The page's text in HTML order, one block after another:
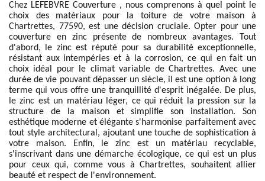
Chez LEFEBVRE Couverture , nous comprenons à quel point le
choix des matériaux pour la toiture de votre maison à
Chartrettes, 77590, est une décision cruciale. Opter pour une
couverture en zinc présente de nombreux avantages. Tout
d'abord, le zinc est réputé pour sa durabilité exceptionnelle,
résistant aux intempéries et à la corrosion, ce qui en fait un
choix idéal pour le climat variable de Chartrettes. Avec une
durée de vie pouvant dépasser un siècle, il est une option à long
terme qui vous offre une tranquillité d'esprit inégalée. De plus,
le zinc est un matériau léger, ce qui réduit la pression sur la
structure de la maison et simplifie son installation. Son
esthétique moderne et élégante s'harmonise parfaitement avec
tout style architectural, ajoutant une touche de sophistication à
votre maison. Enfin, le zinc est un matériau recyclable,
s'inscrivant dans une démarche écologique, ce qui est un plus
pour ceux qui, comme vous à Chartrettes, souhaitent allier
beauté et respect de l'environnement.